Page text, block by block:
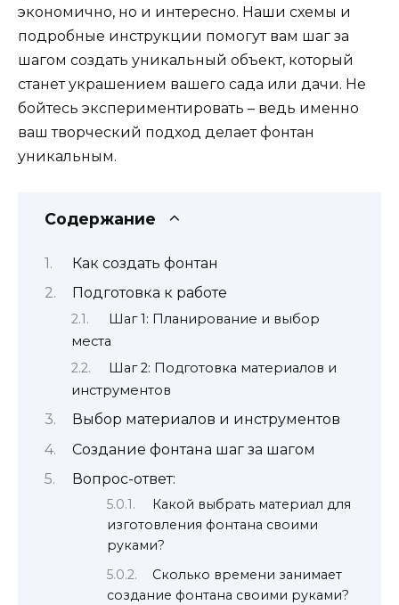
экономично, но и интересно. Наши схемы и
подробные инструкции помогут вам шаг за
шагом создать уникальный объект, который
станет украшением вашего сада или дачи. Не
бойтесь экспериментировать – ведь именно
ваш творческий подход делает фонтан
уникальным.
Содержание
Как создать фонтан
Подготовка к работе
Шаг 1: Планирование и выбор
места
Шаг 2: Подготовка материалов и
инструментов
Выбор материалов и инструментов
Создание фонтана шаг за шагом
Вопрос-ответ:
Какой выбрать материал для
изготовления фонтана своими
руками?
Сколько времени занимает
создание фонтана своими руками?